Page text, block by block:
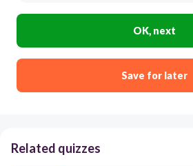
OK, next
Save for later
Related quizzes